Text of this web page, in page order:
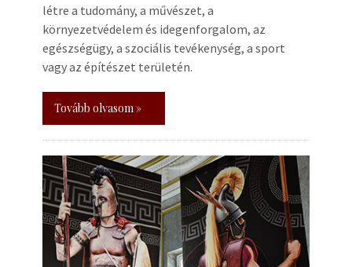
létre a tudomány, a művészet, a
környezetvédelem és idegenforgalom, az
egészségügy, a szociális tevékenység, a sport
vagy az építészet területén.
Tovább olvasom »